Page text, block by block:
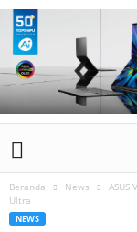
Beranda News
ASUS
Ultra
NEWS